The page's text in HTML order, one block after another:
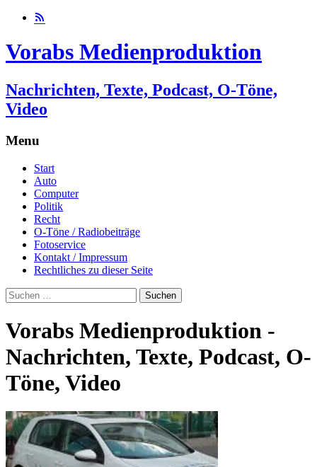
Vorabs Medienproduktion
Nachrichten, Texte, Podcast, O-Töne,
Video
Menu
Skip
content
Start
Auto
Computer
Politik
Recht
O-Töne / Radiobeiträge
Fotoservice
Kontakt / Impressum
Rechtliches zu dieser Seite
Suchen
nach:
Vorabs Medienproduktion -
Nachrichten, Texte, Podcast, O-
Töne, Video